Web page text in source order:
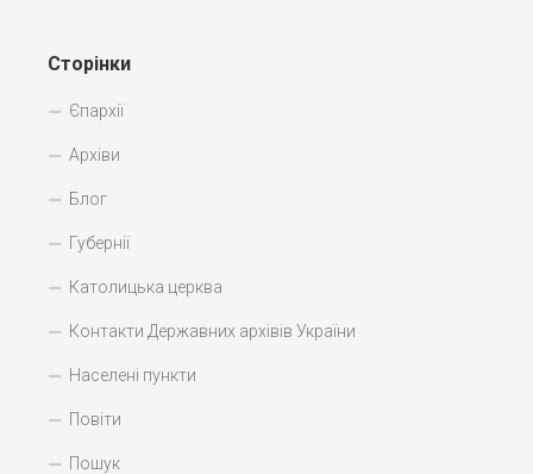
Сторінки
Єпархії
Архіви
Блог
Губернії
Католицька церква
Контакти Державних архівів України
Населені пункти
Повіти
Пошук